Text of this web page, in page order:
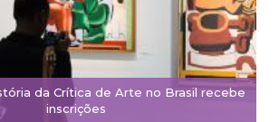
da Crítica de Arte no Brasil recebe
inscrições